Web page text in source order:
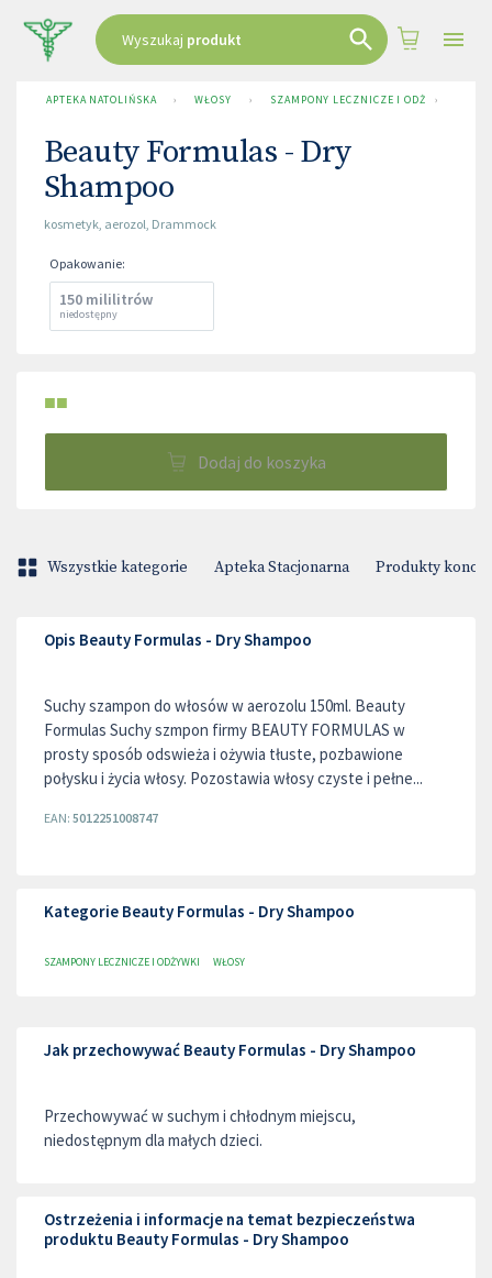
Wyszukaj produkt
APTEKA NATOLIŃSKA › WŁOSY › SZAMPONY LECZNICZE I ODŻYWKI
›
Beauty Formulas - Dry
Shampoo
kosmetyk, aerozol, Drammock
Opakowanie:
150 mililitrów
niedostępny
■■
Dodaj do koszyka
Wszystkie kategorie Apteka Stacjonarna Produkty
Opis Beauty Formulas - Dry Shampoo
Suchy szampon do włosów w aerozolu 150ml. Beauty
Formulas Suchy szmpon firmy BEAUTY FORMULAS w
prosty sposób odswieża i ożywia tłuste, pozbawione
połysku i życia włosy. Pozostawia włosy czyste i pełne...
EAN: 5012251008747
Kategorie Beauty Formulas - Dry Shampoo
SZAMPONY LECZNICZE I ODŻYWKI WŁOSY
Jak przechowywać Beauty Formulas - Dry Shampoo
Przechowywać w suchym i chłodnym miejscu,
niedostępnym dla małych dzieci.
Ostrzeżenia i informacje na temat bezpieczeństwa
produktu Beauty Formulas - Dry Shampoo